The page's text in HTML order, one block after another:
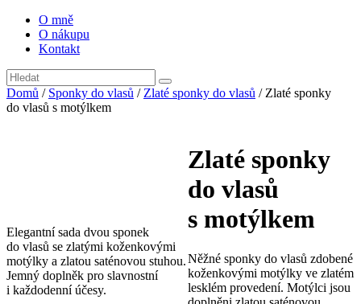
O mně
O nákupu
Kontakt
Domů / Sponky do vlasů / Zlaté sponky do vlasů / Zlaté sponky
do vlasů s motýlkem
Zlaté sponky
do vlasů
s motýlkem
Něžné sponky do vlasů zdobené
koženkovými motýlky ve zlatém
lesklém provedení. Motýlci jsou
Elegantní sada dvou sponek
do vlasů se zlatými koženkovými
motýlky a zlatou saténovou stuhou.
Jemný doplněk pro slavnostní
i každodenní účesy.